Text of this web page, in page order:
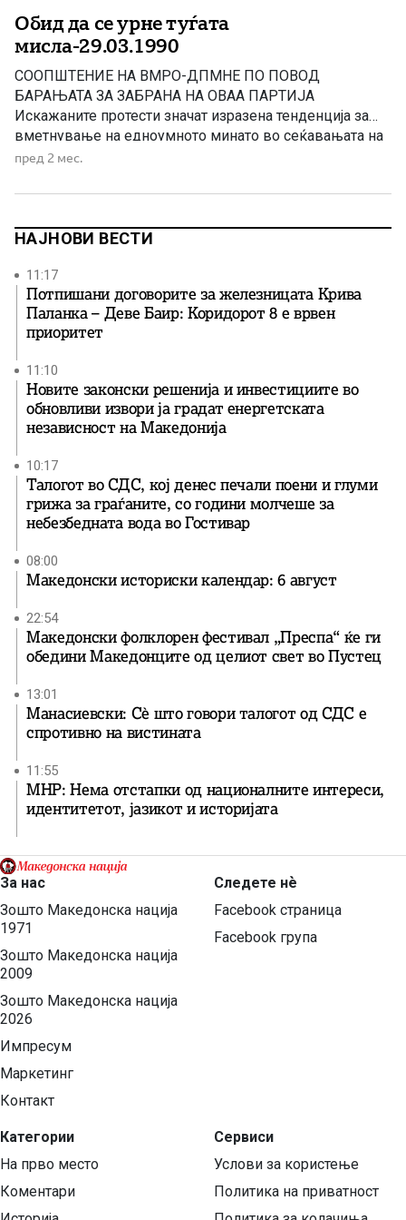
Обид да се урне туѓата
мисла-29.03.1990
СООПШТЕНИЕ НА ВМРО-ДПМНЕ ПО ПОВОД
БАРАЊАТА ЗА ЗАБРАНА НА ОВАА ПАРТИЈА
Искажаните протести значат изразена тенденција за
вметнување на едноумното минато во сеќавањата на
македонскиот народ, и по можност, во неговата
пред 2 мес.
НАЈНОВИ ВЕСТИ
11:17
Потпишани договорите за железницата Крива
Паланка – Деве Баир: Коридорот 8 е врвен
приоритет
11:10
Новите законски решенија и инвестициите во
обновливи извори ја градат енергетската
независност на Македонија
10:17
Талогот во СДС, кој денес печали поени и глуми
грижа за граѓаните, со години молчеше за
небезбедната вода во Гостивар
08:00
Македонски историски календар: 6 август
22:54
Македонски фолклорен фестивал „Преспа“ ќе ги
обедини Македонците од целиот свет во Пустец
13:01
Манасиевски: Сè што говори талогот од СДС е
спротивно на вистината
11:55
МНР: Нема отстапки од националните интереси,
идентитетот, јазикот и историјата
За нас
Зошто Македонска нација
1971
Зошто Македонска нација
2009
Зошто Македонска нација
2026
Импресум
Маркетинг
Контакт
Категории
На прво место
Коментари
Следете нѐ
Facebook страница
Facebook група
Сервиси
Услови за користење
Политика на приватност